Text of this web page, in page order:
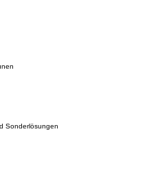
Sonderlösungen